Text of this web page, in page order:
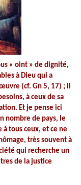
« oint » de dignité,
à Dieu qui a
(cf. Gn 5, 17) ; il
à ceux de sa
Et je pense ici
nombre de pays, le
tous ceux, et ce ne
très souvent à
qui recherche un
de la justice